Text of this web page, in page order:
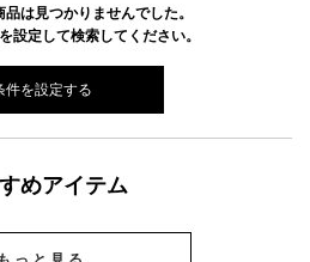
は見つかりませんでした。
設定して検索してください。
件を設定する
めアイテム